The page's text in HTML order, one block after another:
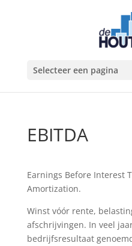
Selecteer een pagina
EBITDA
Earnings Before Interest
Amortization.
Winst vóór rente,
afschrijvingen. In veel
bedrijfsresultaat